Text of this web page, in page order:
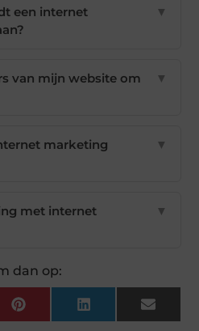
een internet
▼
van mijn website om
▼
marketing
▼
met internet
▼
dan op:
Pinterest LinkedIn Email